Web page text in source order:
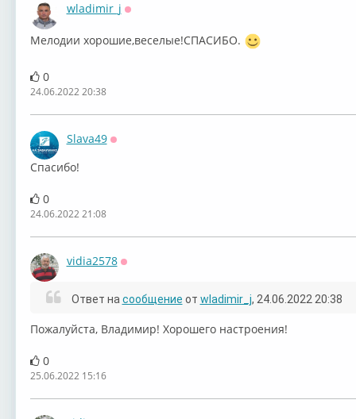
wladimir_j
Мелодии хорошие,веселые!СПАСИБО.
0
24.06.2022 20:38
Slava49
Спасибо!
0
24.06.2022 21:08
vidia2578
Ответ на сообщение от wladimir_j, 24.06.2022 20:38
Пожалуйста, Владимир! Хорошего настроения!
0
25.06.2022 15:16